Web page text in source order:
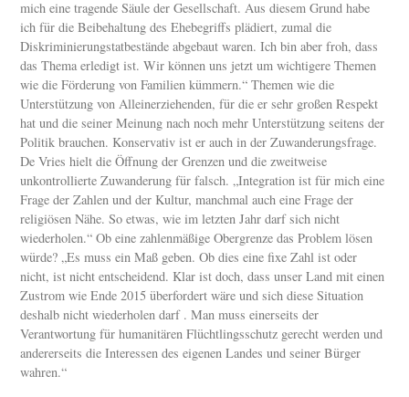
mich eine tragende Säule der Gesellschaft. Aus diesem Grund habe
ich für die Beibehaltung des Ehebegriffs plädiert, zumal die
Diskriminierungstatbestände abgebaut waren. Ich bin aber froh, dass
das Thema erledigt ist. Wir können uns jetzt um wichtigere Themen
wie die Förderung von Familien kümmern.“ Themen wie die
Unterstützung von Alleinerziehenden, für die er sehr großen Respekt
hat und die seiner Meinung nach noch mehr Unterstützung seitens der
Politik brauchen. Konservativ ist er auch in der Zuwanderungsfrage.
De Vries hielt die Öffnung der Grenzen und die zweitweise
unkontrollierte Zuwanderung für falsch. „Integration ist für mich eine
Frage der Zahlen und der Kultur, manchmal auch eine Frage der
religiösen Nähe. So etwas, wie im letzten Jahr darf sich nicht
wiederholen.“ Ob eine zahlenmäßige Obergrenze das Problem lösen
würde? „Es muss ein Maß geben. Ob dies eine fixe Zahl ist oder
nicht, ist nicht entscheidend. Klar ist doch, dass unser Land mit einen
Zustrom wie Ende 2015 überfordert wäre und sich diese Situation
deshalb nicht wiederholen darf . Man muss einerseits der
Verantwortung für humanitären Flüchtlingsschutz gerecht werden und
andererseits die Interessen des eigenen Landes und seiner Bürger
wahren.“